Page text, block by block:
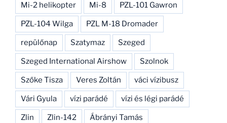
Mi-2 helikopter Mi-8 PZL-101 Gawron
PZL-104 Wilga PZL M-18 Dromader
repülőnap Szatymaz Szeged
Szeged International Airshow Szolnok
Szőke Tisza Veres Zoltán váci vízibusz
Vári Gyula vízi parádé vízi és légi parádé
Zlin Zlin-142 Ábrányi Tamás